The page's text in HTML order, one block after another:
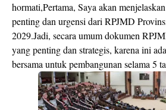
hormati,Pertama, Saya akan
penting dan urgensi dari RPJMD
2029.Jadi, secara umum dokumen
yang penting dan strategis, karena ini
bersama untuk pembangunan selama 5